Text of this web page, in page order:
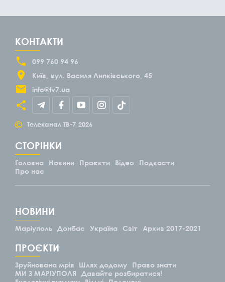
КОНТАКТИ
099 760 94 96
Київ
вул. Василя Липківського, 45
info@tv7.ua
© Телеканал ТВ-7 2026
СТОРІНКИ
Головна Новини Проєкти Відео
Подкасти
Про нас
НОВИНИ
Маріуполь Донбас Україна Світ Архив 2017-2021
ПРОЄКТИ
Зруйнована мрія Шлях додому
Право знати
МИ З МАРІУПОЛЯ
Давайте розбиратися!